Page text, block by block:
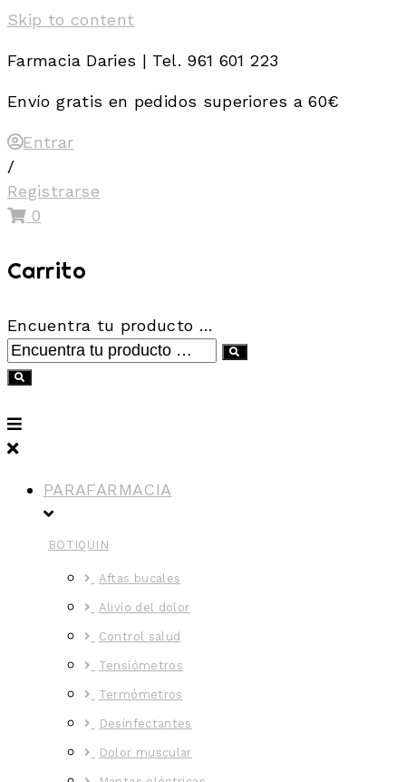
Skip to content
Farmacia Daries | Tel. 961 601 223
Envío gratis en pedidos superiores a 60€
Entrar
/
Registrarse
0
Carrito
Encuentra tu producto …
PARAFARMACIA
BOTIQUIN
Aftas bucales
Alivio del dolor
Control salud
Tensiómetros
Termómetros
Desinfectantes
Dolor muscular